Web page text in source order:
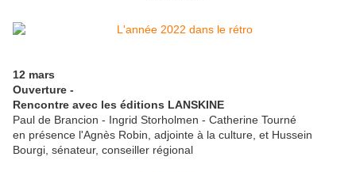
12 mars
Ouverture -
Rencontre avec les éditions LANSKINE
Paul de Brancion - Ingrid Storholmen - Catherine Tourné
en présence l'Agnès Robin, adjointe à la culture, et Hussein
Bourgi, sénateur, conseiller régional